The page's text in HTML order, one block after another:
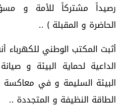
رصيداً مشتركاً للأمة و
الحاضرة و المقبلة ) ..
أثبت المكتب الوطني للكهرباء
الداعية لحماية البيئة و
البيئة السليمة و في معاكسة
الطاقة النظيفة و المتجددة ..